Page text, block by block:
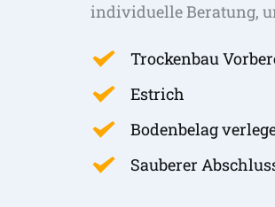
individuelle Beratung,
Trockenbau
Estrich
Bodenbelag
Sauberer